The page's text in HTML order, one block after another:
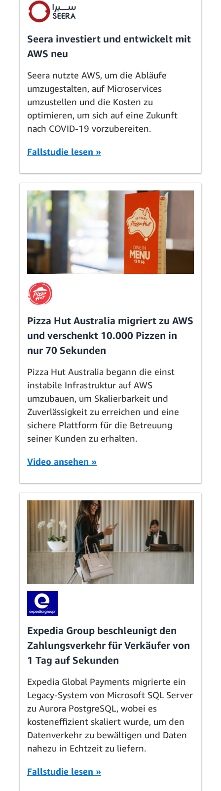
Seera investiert und entwickelt mit
AWS neu
Seera nutzte AWS, um die Abläufe
umzugestalten, auf Microservices
umzustellen und die Kosten zu
optimieren, um sich auf eine Zukunft
nach COVID-19 vorzubereiten.
Fallstudie lesen »
Pizza Hut Australia migriert zu AWS
und verschenkt 10.000 Pizzen in
nur 70 Sekunden
Pizza Hut Australia begann die einst
instabile Infrastruktur auf AWS
umzubauen, um Skalierbarkeit und
Zuverlässigkeit zu erreichen und eine
sichere Plattform für die Betreuung
seiner Kunden zu erhalten.
Video ansehen »
Expedia Group beschleunigt den
Zahlungsverkehr für Verkäufer von
1 Tag auf Sekunden
Expedia Global Payments migrierte ein
Legacy-System von Microsoft SQL Server
zu Aurora PostgreSQL, wobei es
kosteneffizient skaliert wurde, um den
Datenverkehr zu bewältigen und Daten
nahezu in Echtzeit zu liefern.
Fallstudie lesen »